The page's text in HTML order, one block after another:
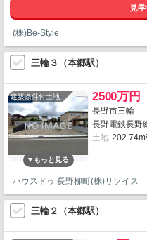
見
(株)Be-Style
三輪３（本郷駅）
建築条件付土地 2500万円
長野市三輪
長野電鉄長野
土地
ハウスドゥ 長野柳町(株)リソイス
三輪２（本郷駅）